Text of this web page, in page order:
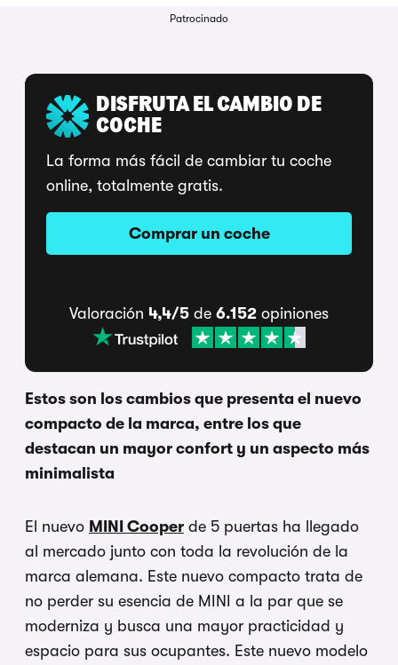
Patrocinado
DISFRUTA EL CAMBIO DE
COCHE
La forma más fácil de cambiar tu coche
online, totalmente gratis.
Comprar un coche
Valoración 4,4/5 de 6.152 opiniones
Estos son los cambios que presenta el nuevo
compacto de la marca, entre los que
destacan un mayor confort y un aspecto más
minimalista
El nuevo MINI Cooper de 5 puertas ha llegado
al mercado junto con toda la revolución de la
marca alemana. Este nuevo compacto trata de
no perder su esencia de MINI a la par que se
moderniza y busca una mayor practicidad y
espacio para sus ocupantes. Este nuevo modelo